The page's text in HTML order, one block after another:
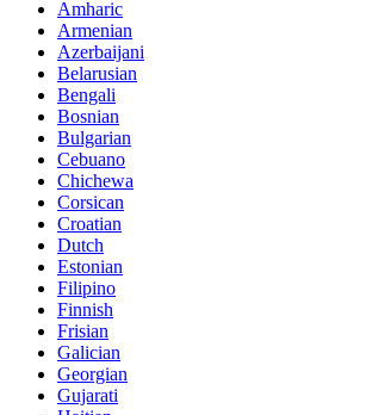
Amharic
Armenian
Azerbaijani
Belarusian
Bengali
Bosnian
Bulgarian
Cebuano
Chichewa
Corsican
Croatian
Dutch
Estonian
Filipino
Finnish
Frisian
Galician
Georgian
Gujarati